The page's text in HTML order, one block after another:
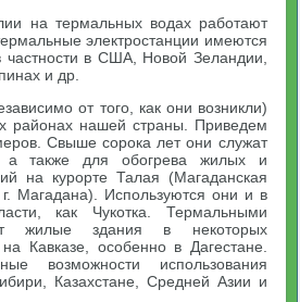
на термальных водах работают
электростанции имеются
частности в США, Новой Зеландии,
и др.
от того, как они возникли)
районах нашей страны. Приведем
Свыше сорока лет они служат
а также для обогрева жилых и
на курорте Талая (Магаданская
Магадана). Используются они и в
как Чукотка. Термальными
жилые здания в некоторых
Кавказе, особенно в Дагестане.
возможности использования
Казахстане, Средней Азии и